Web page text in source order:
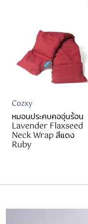
Cozxy
หมอนประคบคออุ่นร้อน
Lavender Flaxseed
Neck Wrap สีแดง
Ruby